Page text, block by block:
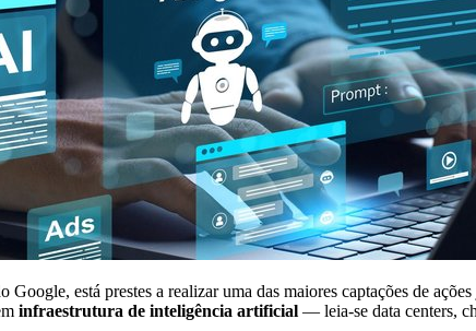
Google, está prestes a realizar uma das maiores captações de
infraestrutura de inteligência artificial — leia-se data centers,